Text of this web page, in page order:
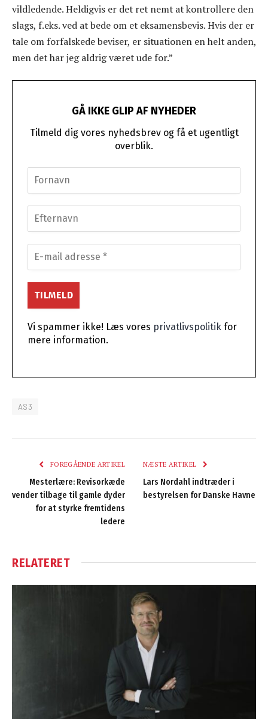
vildledende. Heldigvis er det ret nemt at kontrollere den
slags, f.eks. ved at bede om et eksamensbevis. Hvis der er
tale om forfalskede beviser, er situationen en helt anden,
men det har jeg aldrig været ude for.”
GÅ IKKE GLIP AF NYHEDER
Tilmeld dig vores nyhedsbrev og få et ugentligt
overblik.
Vi spammer ikke! Læs vores privatlivspolitik for
mere information.
AS3
FOREGÅENDE ARTIKEL
Mesterlære: Revisorkæde
vender tilbage til gamle dyder
for at styrke fremtidens
ledere
NÆSTE ARTIKEL
Lars Nordahl indtræder i
bestyrelsen for Danske Havne
RELATERET